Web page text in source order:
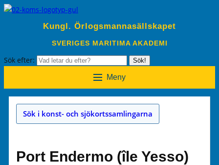
Kungl. Örlogsmannasällskapet
SVERIGES MARITIMA AKADEMI
Sök efter: Sök!
Meny
Sök i konst- och sjökortssamlingarna
Port Endermo (île Yesso)